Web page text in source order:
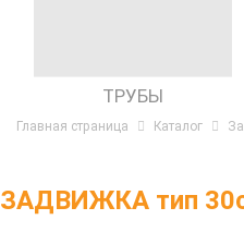
ТРУБЫ
Главная страница Каталог
ЗАДВИЖКА тип